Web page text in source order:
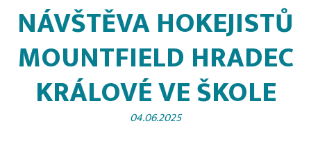
NÁVŠTĚVA HOKEJISTŮ
MOUNTFIELD HRADEC
KRÁLOVÉ VE ŠKOLE
04.06.2025